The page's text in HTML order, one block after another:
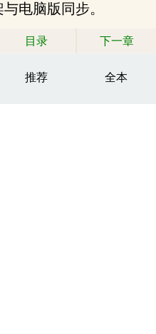
电脑版同步。
目录 下一章
推荐 全本